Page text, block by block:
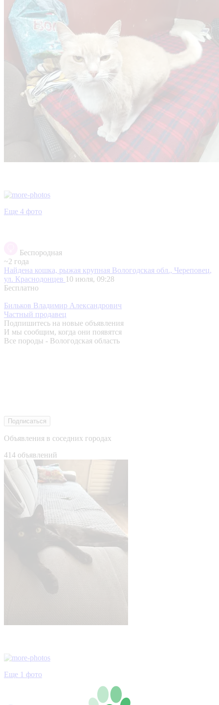
Еще 4 фото
Беспородная
~2 года
Найдена кошка, рыжая крупная Вологодская обл., Череповец,
ул. Краснодонцев 10 июля, 09:28
Бесплатно
Бильков Владимир Александрович
Частный продавец
Подпишитесь на новые объявления
И мы сообщим, когда они появятся
Все породы - Вологодская область
Подписаться
Объявления в соседних городах
414 объявлений
Еще 1 фото